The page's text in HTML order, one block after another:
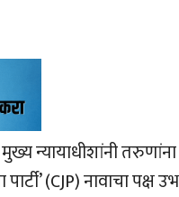
न्यायाधीशांनी तरुणांना
(CJP) नावाचा पक्ष